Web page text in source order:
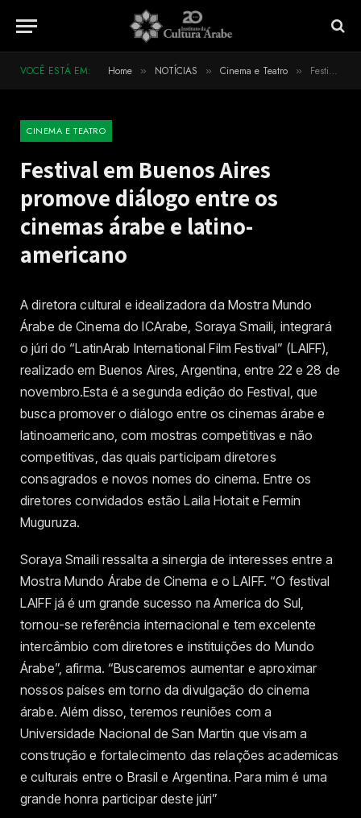
VOCÊ ESTÁ EM: Home » NOTÍCIAS » Cinema e Teatro » Festival em Buenos Aires promove diálogo entre os cinemas árabe e latino-americano
CINEMA E TEATRO
Festival em Buenos Aires
promove diálogo entre os
cinemas árabe e latino-
americano
A diretora cultural e idealizadora da Mostra Mundo
Árabe de Cinema do ICArabe, Soraya Smaili, integrará
o júri do “LatinArab International Film Festival” (LAIFF),
realizado em Buenos Aires, Argentina, entre 22 e 28 de
novembro.Esta é a segunda edição do Festival, que
busca promover o diálogo entre os cinemas árabe e
latinoamericano, com mostras competitivas e não
competitivas, das quais participam diretores
consagrados e novos nomes do cinema. Entre os
diretores convidados estão Laila Hotait e Fermín
Muguruza.
Soraya Smaili ressalta a sinergia de interesses entre a
Mostra Mundo Árabe de Cinema e o LAIFF. “O festival
LAIFF já é um grande sucesso na America do Sul,
tornou-se referência internacional e tem excelente
intercâmbio com diretores e instituições do Mundo
Árabe”, afirma. “Buscaremos aumentar e aproximar
nossos países em torno da divulgação do cinema
árabe. Além disso, teremos reuniões com a
Universidade Nacional de San Martin que visam a
construção e fortalecimento das relações academicas
e culturais entre o Brasil e Argentina. Para mim é uma
grande honra participar deste júri”